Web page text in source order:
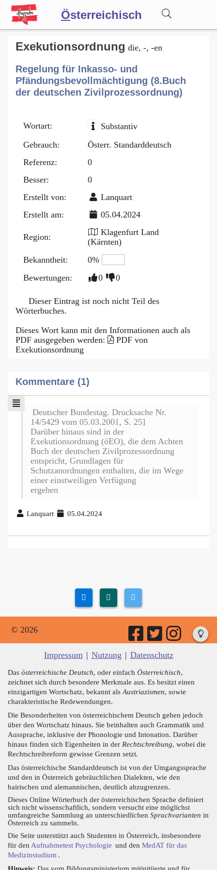
Österreichisch
Wörterbuch
Forum
Exekutionsordnung die, -, -en
Regelung für Inkasso- und
Pfändungsbevollmächtigung (8.Buch
der deutschen Zivilprozessordnung)
Wortart:
Substantiv
Gebrauch:
Österr. Standarddeutsch
Referenz:
0
Besser:
0
Erstellt von:
Lanquart
Erstellt am:
05.04.2024
Region:
Klagenfurt Land
(Kärnten)
Bekanntheit:
0%
Bewertungen:
0 0
Dieser Eintrag ist noch nicht Teil des
Wörterbuches.
Dieses Wort kann mit den Informationen auch als
PDF ausgegeben werden:
PDF von
Exekutionsordnung
Kommentare (1)
Deutscher Bundestag. Drucksache Nr.
14/5429 vom 05.03.2001, S. 25]
Darüber hinaus sind in der
Exekutionsordnung (öEO), die dem Achten
Buch der deutschen Zivilprozessordnung
entspricht, Grundlagen für
Schutzanordnungen enthalten, die im Wege
einer einstweiligen Verfügung
ergehen
Lanquart 05.04.2024
© 2026
Impressum | Nutzung | Datenschutz
Das österreichische Deutsch, oder einfach Österreichisch,
zeichnet sich durch besondere Merkmale aus. Es besitzt einen
einzigartigen Wortschatz, bekannt als Austriazismen, sowie
charakteristische Redewendungen.
Die Besonderheiten von österreichischem Deutsch gehen jedoch
über den Wortschatz hinaus. Sie beinhalten auch Grammatik und
Aussprache, inklusive der Phonologie und Intonation. Darüber
hinaus finden sich Eigenheiten in der Rechtschreibung, wobei die
Rechtschreibreform gewisse Grenzen setzt.
Das österreichische Standarddeutsch ist von der Umgangssprache
und den in Österreich gebräuchlichen Dialekten, wie den
bairischen und alemannischen, deutlich abzugrenzen.
Dieses Online Wörterbuch der österreichischen Sprache definiert
sich nicht wissenschaftlich, sondern versucht eine möglichst
umfangreiche Sammlung an unterschiedlichen Sprachvarianten in
Österreich zu sammeln.
Die Seite unterstützt auch Studenten in Österreich, insbesondere
für den Aufnahmetest Psychologie und den MedAT für das
Medizinstudium .
Hinweis: Das vom Bildungsministerium mitinitiierte und für